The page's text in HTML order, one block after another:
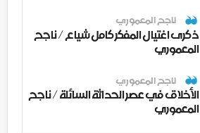
ناجح المعموري
ذكرى اغتيال المفكر كامل شياع / ناجح
المعموري
ناجح المعموري
الأخلاق في عصر الحداثة السائلة / ناجح
المعموري